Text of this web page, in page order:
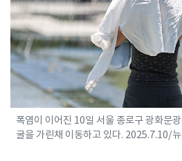
폭염이 이어진 10일 서울 종로구 광화문
굴을 가린채 이동하고 있다. 2025.7.10/